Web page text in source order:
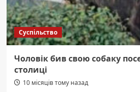
Суспільство
Чоловік бив свою собаку
столиці
10 місяців тому назад